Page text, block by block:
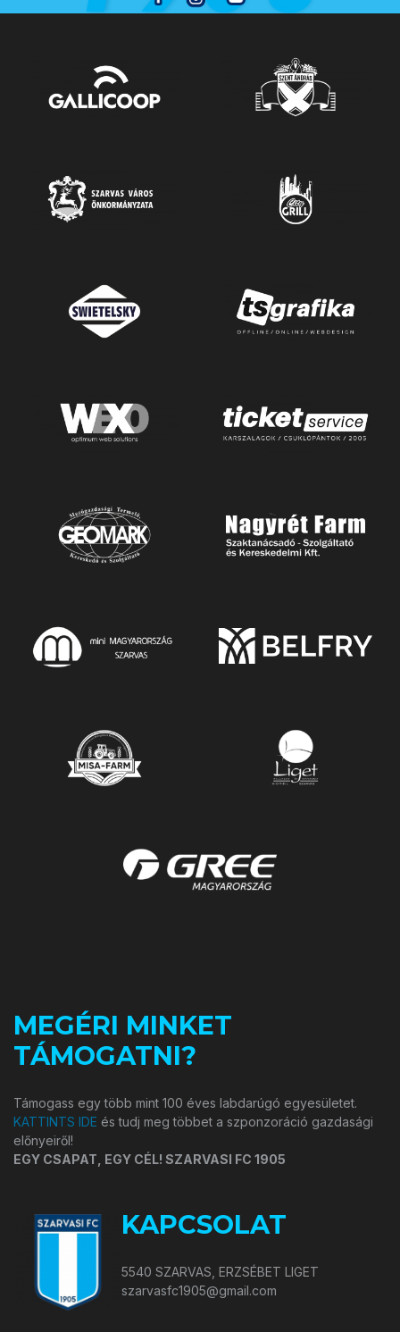
MEGÉRI MINKET
TÁMOGATNI?
Támogass egy több mint 100 éves labdarúgó egyesületet.
KATTINTS IDE és tudj meg többet a szponzoráció gazdasági
előnyeiről!
EGY CSAPAT, EGY CÉL! SZARVASI FC 1905
KAPCSOLAT
5540 SZARVAS, ERZSÉBET LIGET
szarvasfc1905@gmail.com